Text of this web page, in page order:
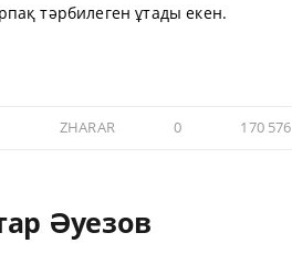
тәрбилеген ұтады екен.
ZHARAR 0 170 576
Әуезов